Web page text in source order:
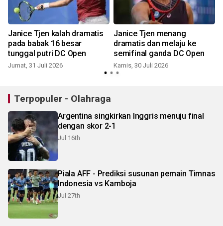
Janice Tjen kalah dramatis
pada babak 16 besar
tunggal putri DC Open
Jumat, 31 Juli 2026
Janice Tjen menang
dramatis dan melaju ke
semifinal ganda DC Open
Kamis, 30 Juli 2026
Terpopuler - Olahraga
Argentina singkirkan Inggris menuju final
dengan skor 2-1
Jul 16th
Piala AFF - Prediksi susunan pemain Timnas
Indonesia vs Kamboja
Jul 27th